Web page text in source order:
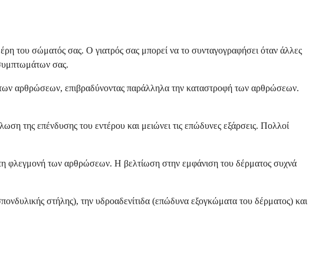
του σώματός σας. Ο γιατρός σας μπορεί να το συνταγογραφήσει όταν άλλες
σας.
αρθρώσεων, επιβραδύνοντας παράλληλα την καταστροφή των αρθρώσεων.
της επένδυσης του εντέρου και μειώνει τις επώδυνες εξάρσεις. Πολλοί
φλεγμονή των αρθρώσεων. Η βελτίωση στην εμφάνιση του δέρματος συχνά
στήλης), την υδροαδενίτιδα (επώδυνα εξογκώματα του δέρματος) και